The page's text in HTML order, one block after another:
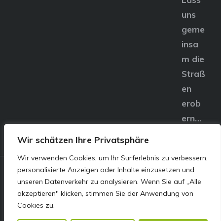
Wir schätzen Ihre Privatsphäre
Wir verwenden Cookies, um Ihr Surferlebnis zu verbessern,
personalisierte Anzeigen oder Inhalte einzusetzen und
unseren Datenverkehr zu analysieren. Wenn Sie auf „Alle
akzeptieren" klicken, stimmen Sie der Anwendung von
Cookies zu.
uns
geme
insa
m die
Straß
en
erob
ern…
© E&S Motors GmbH,
Linzer Straße 83 4240
Freistadt